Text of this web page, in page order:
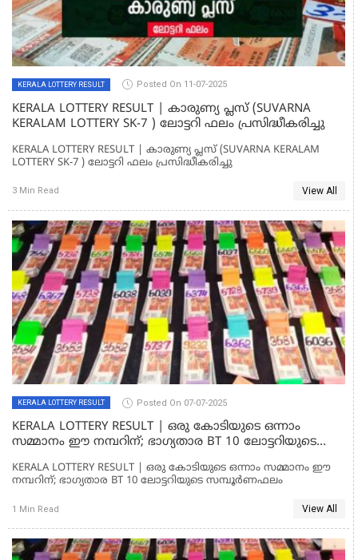
KERALA LOTTERY RESULT Posted On 11-07-2025
KERALA LOTTERY RESULT | കാരുണ്യ പ്ലസ് (SUVARNA
KERALAM LOTTERY SK-7 ) ലോട്ടറി ഫലം പ്രസിദ്ധീകരിച്ചു
KERALA LOTTERY RESULT | കാരുണ്യ പ്ലസ് (SUVARNA KERALAM
LOTTERY SK-7 ) ലോട്ടറി ഫലം പ്രസിദ്ധീകരിച്ചു
3 Min Read View All
KERALA LOTTERY RESULT Posted On 07-07-2025
KERALA LOTTERY RESULT | ഒരു കോടിയുടെ ഒന്നാം
സമ്മാനം ഈ നമ്പറിന്; ഭാഗ്യതാര BT 10 ലോട്ടറിയുടെ
KERALA LOTTERY RESULT | ഒരു കോടിയുടെ ഒന്നാം സമ്മാനം ഈ
നമ്പറിന്; ഭാഗ്യതാര BT 10 ലോട്ടറിയുടെ സമ്പൂർണഫലം
1 Min Read View All